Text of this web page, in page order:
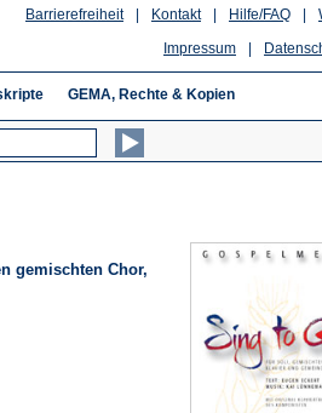
Hilfe/FAQ
Kontakt
Barrierefreiheit
Impressum
GEMA, Rechte & Kopien
gemischten Chor,